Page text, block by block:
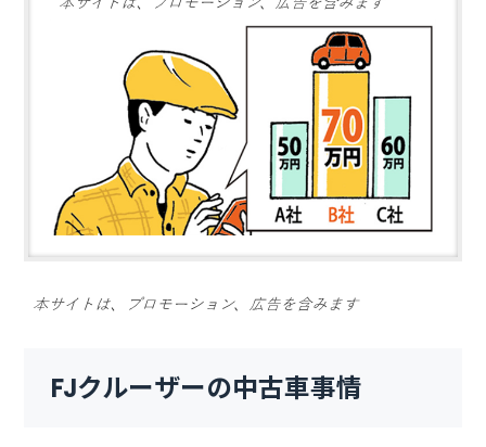
FJクルーザーの中古車事情